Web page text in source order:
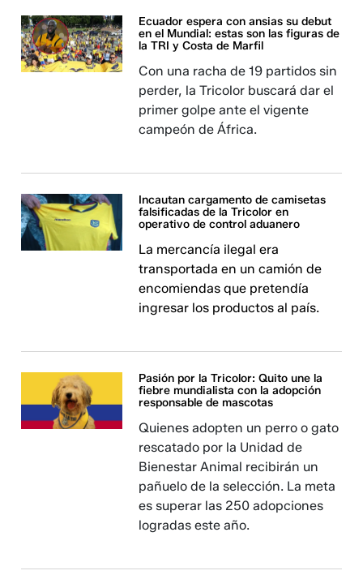
Ecuador espera con ansias su debut
en el Mundial: estas son las figuras de
la TRI y Costa de Marfil
Con una racha de 19 partidos sin
perder, la Tricolor buscará dar el
primer golpe ante el vigente
campeón de África.
Incautan cargamento de camisetas
falsificadas de la Tricolor en
operativo de control aduanero
La mercancía ilegal era
transportada en un camión de
encomiendas que pretendía
ingresar los productos al país.
Pasión por la Tricolor: Quito une la
fiebre mundialista con la adopción
responsable de mascotas
Quienes adopten un perro o gato
rescatado por la Unidad de
Bienestar Animal recibirán un
pañuelo de la selección. La meta
es superar las 250 adopciones
logradas este año.